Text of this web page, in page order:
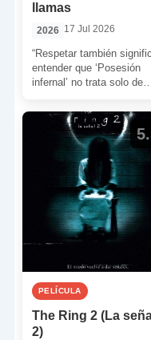
llamas
2026 17 Jul 2026
“Respetar también
entender que ‘Posesión
infernal’ no trata solo de
muchísimo más por
explorar en […]
PELÍCULA
The Ring 2 (La
2)